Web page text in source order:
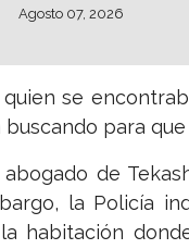
Agosto 07, 2026
quien se
buscando para
de
la Policía
habitación